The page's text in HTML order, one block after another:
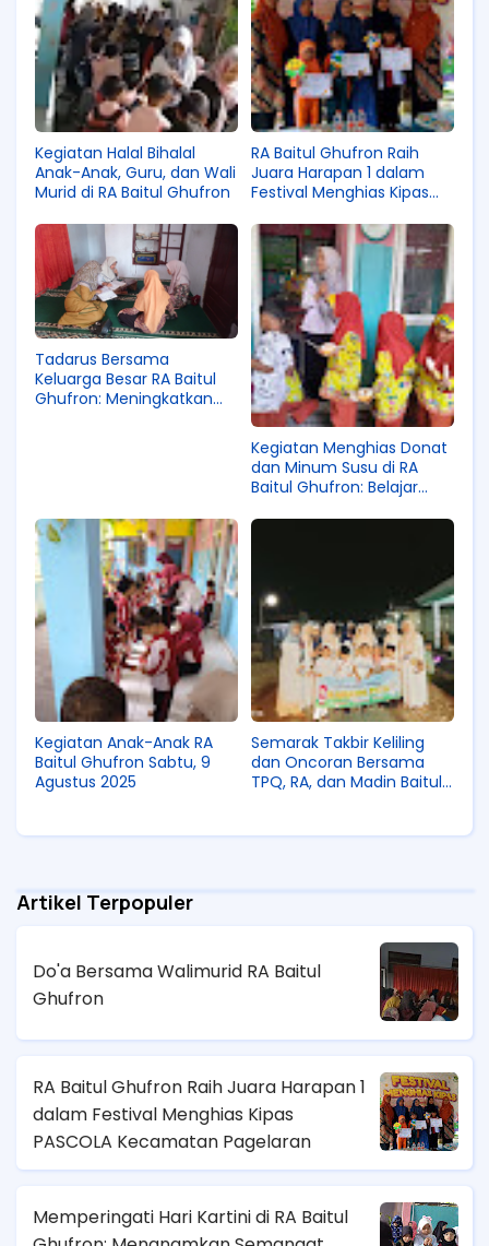
Kegiatan Halal Bihalal
Anak-Anak, Guru, dan Wali
Murid di RA Baitul Ghufron
RA Baitul Ghufron Raih
Juara Harapan 1 dalam
Festival Menghias Kipas
Pagelaran
Tadarus Bersama
Keluarga Besar RA Baitul
Ghufron: Meningkatkan
Kegiatan Menghias Donat
dan Minum Susu di RA
Baitul Ghufron: Belajar
Menyenangkan
Kegiatan Anak-Anak RA
Baitul Ghufron Sabtu, 9
Agustus 2025
Semarak Takbir Keliling
dan Oncoran Bersama
TPQ, RA, dan Madin Baitul
Artikel Terpopuler
Do'a Bersama Walimurid RA Baitul
Ghufron
RA Baitul Ghufron Raih Juara Harapan 1
dalam Festival Menghias Kipas
PASCOLA Kecamatan Pagelaran
Memperingati Hari Kartini di RA Baitul